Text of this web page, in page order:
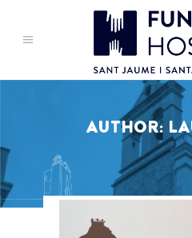
AUTHOR: